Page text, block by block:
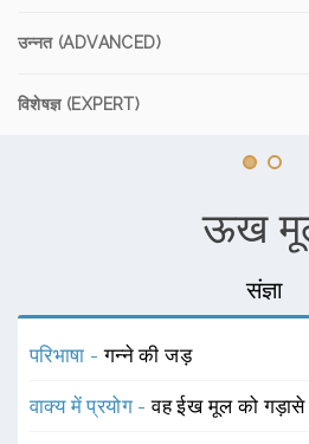
उन्नत (ADVANCED)
विशेषज्ञ (EXPERT)
ऊख
संज्ञा
परिभाषा -गन्ने की जड़
वाक्य में प्रयोग -वह ईख मूल को गड़ासे